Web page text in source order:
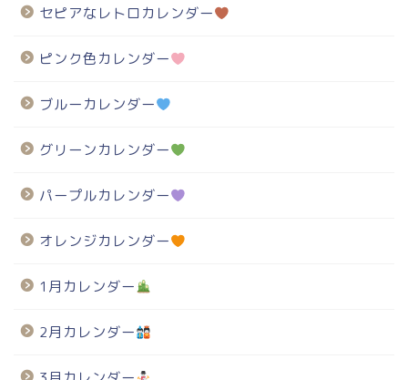
セピアなレトロカレンダー
ピンク色カレンダー
ブルーカレンダー
グリーンカレンダー
パープルカレンダー
オレンジカレンダー
1月カレンダー
2月カレンダー